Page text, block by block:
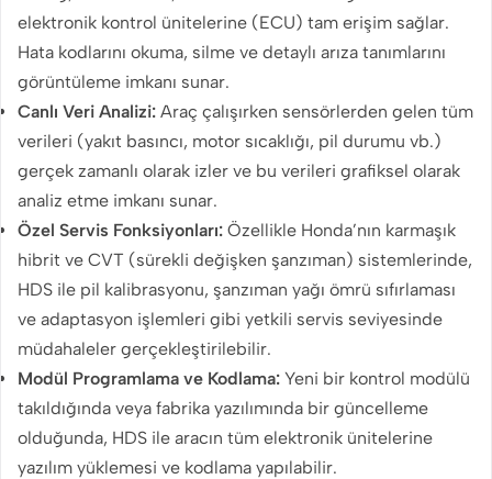
elektronik kontrol ünitelerine (ECU) tam erişim sağlar.
Hata kodlarını okuma, silme ve detaylı arıza tanımlarını
görüntüleme imkanı sunar.
Canlı Veri Analizi: Araç çalışırken sensörlerden gelen tüm
verileri (yakıt basıncı, motor sıcaklığı, pil durumu vb.)
gerçek zamanlı olarak izler ve bu verileri grafiksel olarak
analiz etme imkanı sunar.
Özel Servis Fonksiyonları: Özellikle Honda’nın karmaşık
hibrit ve CVT (sürekli değişken şanzıman) sistemlerinde,
HDS ile pil kalibrasyonu, şanzıman yağı ömrü sıfırlaması
ve adaptasyon işlemleri gibi yetkili servis seviyesinde
müdahaleler gerçekleştirilebilir.
Modül Programlama ve Kodlama: Yeni bir kontrol modülü
takıldığında veya fabrika yazılımında bir güncelleme
olduğunda, HDS ile aracın tüm elektronik ünitelerine
yazılım yüklemesi ve kodlama yapılabilir.